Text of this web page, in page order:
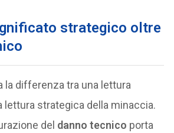
strategico oltre
la differenza tra una lettura
lettura strategica della minaccia.
del danno tecnico porta